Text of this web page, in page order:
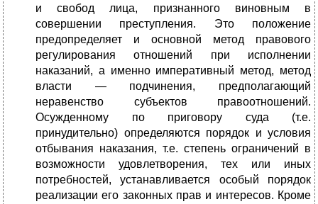
и свобод лица, признанного виновным в
совершении преступления. Это положение
предопределяет и основной метод правового
регулирования отношений при исполнении
наказаний, а именно императивный метод, метод
власти — подчинения, предполагающий
неравенство субъектов правоотношений.
Осужденному по приговору суда (т.е.
принудительно) определяются порядок и условия
отбывания наказания, т.е. степень ограничений в
возможности удовлетворения, тех или иных
потребностей, устанавливается особый порядок
реализации его законных прав и интересов. Кроме